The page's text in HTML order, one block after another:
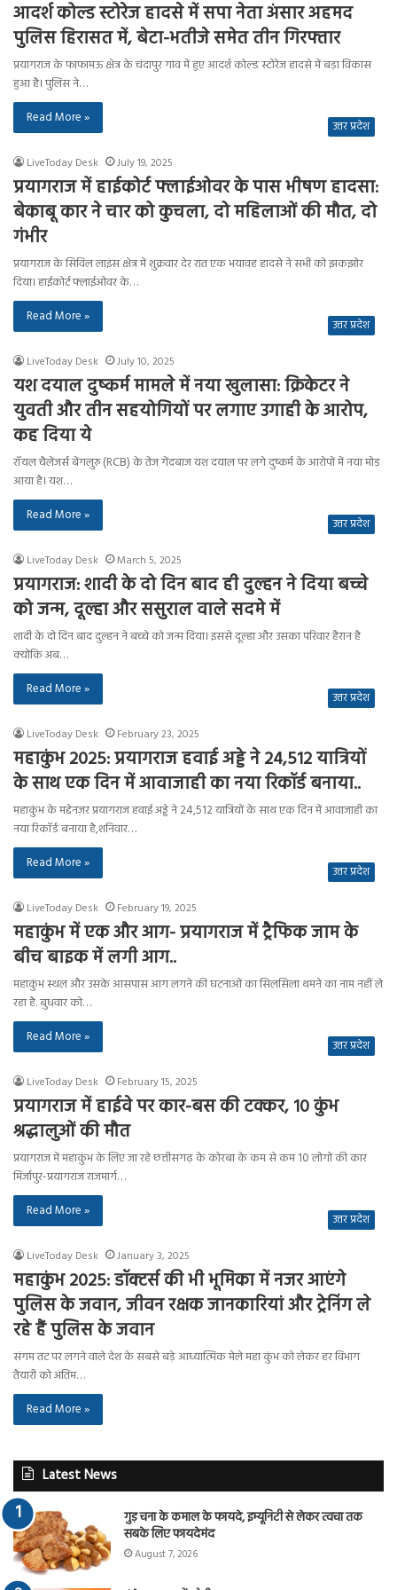
आदर्श कोल्ड स्टोरेज हादसे में सपा नेता अंसार अहमद
पुलिस हिरासत में, बेटा-भतीजे समेत तीन गिरफ्तार
प्रयागराज के फाफामऊ क्षेत्र के चंदापुर गांव में हुए आदर्श कोल्ड स्टोरेज हादसे में बड़ा विकास
हुआ है। पुलिस ने…
Read More »
उत्तर प्रदेश
LiveToday Desk July 19, 2025
प्रयागराज में हाईकोर्ट फ्लाईओवर के पास भीषण हादसा:
बेकाबू कार ने चार को कुचला, दो महिलाओं की मौत, दो
गंभीर
प्रयागराज के सिविल लाइंस क्षेत्र में शुक्रवार देर रात एक भयावह हादसे ने सभी को झकझोर
दिया। हाईकोर्ट फ्लाईओवर के…
Read More »
उत्तर प्रदेश
LiveToday Desk July 10, 2025
यश दयाल दुष्कर्म मामले में नया खुलासा: क्रिकेटर ने
युवती और तीन सहयोगियों पर लगाए उगाही के आरोप,
कह दिया ये
रॉयल चैलेंजर्स बेंगलुरु (RCB) के तेज गेंदबाज यश दयाल पर लगे दुष्कर्म के आरोपों में नया मोड़
आया है। यश…
Read More »
उत्तर प्रदेश
LiveToday Desk March 5, 2025
प्रयागराज: शादी के दो दिन बाद ही दुल्हन ने दिया बच्चे
को जन्म, दूल्हा और ससुराल वाले सदमे में
शादी के दो दिन बाद दुल्हन ने बच्चे को जन्म दिया। इससे दूल्हा और उसका परिवार हैरान है
क्योंकि अब…
Read More »
उत्तर प्रदेश
LiveToday Desk February 23, 2025
महाकुंभ 2025: प्रयागराज हवाई अड्डे ने 24,512 यात्रियों
के साथ एक दिन में आवाजाही का नया रिकॉर्ड बनाया..
महाकुंभ के मद्देनज़र प्रयागराज हवाई अड्डे ने 24,512 यात्रियों के साथ एक दिन में आवाजाही का
नया रिकॉर्ड बनाया है,शनिवार…
Read More »
उत्तर प्रदेश
LiveToday Desk February 19, 2025
महाकुंभ में एक और आग- प्रयागराज में ट्रैफिक जाम के
बीच बाइक में लगी आग..
महाकुंभ स्थल और उसके आसपास आग लगने की घटनाओं का सिलसिला थमने का नाम नहीं ले
रहा है. बुधवार को…
Read More »
उत्तर प्रदेश
LiveToday Desk February 15, 2025
प्रयागराज में हाईवे पर कार-बस की टक्कर, 10 कुंभ
श्रद्धालुओं की मौत
प्रयागराज में महाकुंभ के लिए जा रहे छत्तीसगढ़ के कोरबा के कम से कम 10 लोगों की कार
मिर्जापुर-प्रयागराज राजमार्ग…
Read More »
उत्तर प्रदेश
LiveToday Desk January 3, 2025
महाकुंभ 2025: डॉक्टर्स की भी भूमिका में नजर आएंगे
पुलिस के जवान, जीवन रक्षक जानकारियां और ट्रेनिंग ले
रहे हैं पुलिस के जवान
संगम तट पर लगने वाले देश के सबसे बड़े आध्यात्मिक मेले महा कुंभ को लेकर हर विभाग
तैयारी को अंतिम…
Read More »
Latest News
गुड़ चना के कमाल के फायदे, इम्यूनिटी से लेकर त्वचा तक
सबके लिए फायदेमंद
August 7, 2026